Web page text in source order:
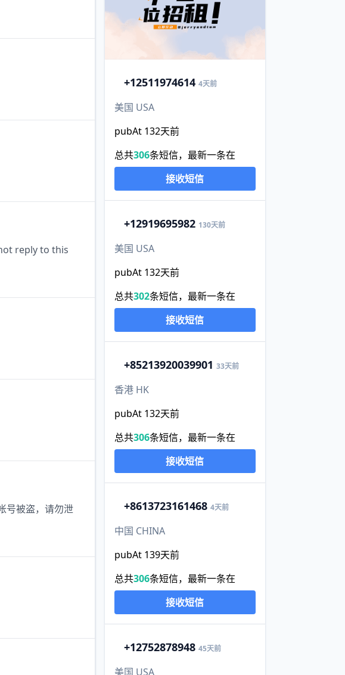
reply to this
号被盗，请勿泄
+12511974614 4天前
美国 USA
pubAt 132天前
总共306条短信，最新一条在
接收短信
+12919695982 130天前
美国 USA
pubAt 132天前
总共302条短信，最新一条在
接收短信
+85213920039901 33天前
香港 HK
pubAt 132天前
总共306条短信，最新一条在
接收短信
+8613723161468 4天前
中国 CHINA
pubAt 139天前
总共306条短信，最新一条在
接收短信
+12752878948 45天前
美国 USA